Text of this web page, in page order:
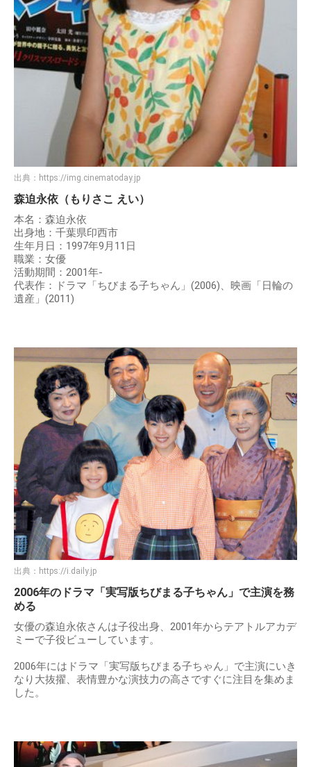
出典： https://img.cinematoday.jp
森迫永依（もりさこ えい）
本名：森迫永依
出身地：千葉県印西市
生年月日：1997年9月11日
職業：女優
活動期間：2001年-
代表作：ドラマ「ちびまる子ちゃん」(2006)、映画「日輪の
遺産」(2011)
出典： https://i.daily.jp
2006年のドラマ「実写版ちびまる子ちゃん」で主演を務
める
女優の森迫永依さんは子役出身、2001年からテアトルアカデ
ミーで子役ビューしています。
2006年にはドラマ「実写版ちびまる子ちゃん」で主演にいき
なり大抜擢、表情豊かな演技力の高さですぐに注目を集めま
した。